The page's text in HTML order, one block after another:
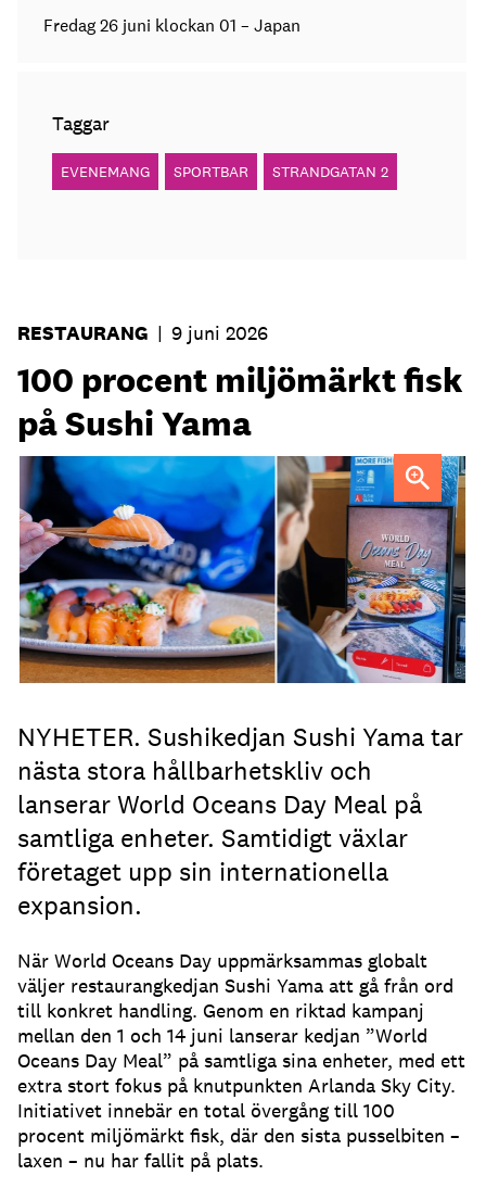
Fredag 26 juni klockan 01 – Japan
Taggar
EVENEMANG SPORTBAR STRANDGATAN 2
RESTAURANG | 9 juni 2026
100 procent miljömärkt fisk
på Sushi Yama
NYHETER. Sushikedjan Sushi Yama tar
nästa stora hållbarhetskliv och
lanserar World Oceans Day Meal på
samtliga enheter. Samtidigt växlar
företaget upp sin internationella
expansion.
När World Oceans Day uppmärksammas globalt
väljer restaurangkedjan Sushi Yama att gå från ord
till konkret handling. Genom en riktad kampanj
mellan den 1 och 14 juni lanserar kedjan ”World
Oceans Day Meal” på samtliga sina enheter, med ett
extra stort fokus på knutpunkten Arlanda Sky City.
Initiativet innebär en total övergång till 100
procent miljömärkt fisk, där den sista pusselbiten –
laxen – nu har fallit på plats.